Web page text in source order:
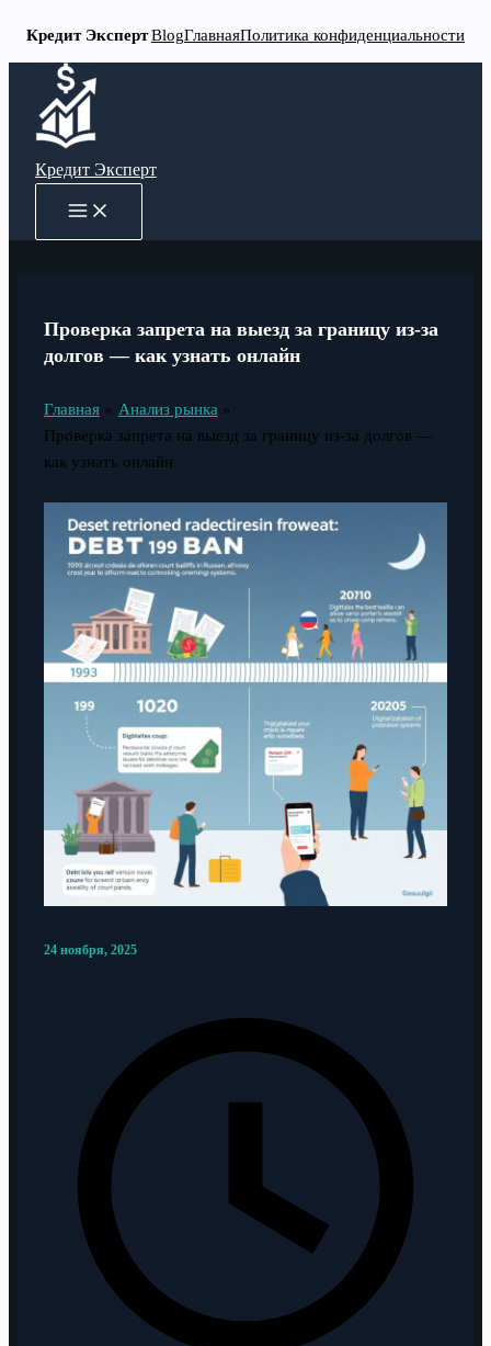
Кредит ЭкспертBlogГлавнаяПолитика конфиденциальности
Перейти
содержимому
Кредит Эксперт
MAIN
MENU
Проверка запрета на выезд за границу из-за
долгов — как узнать онлайн
Главная
Анализ рынка
Проверка запрета на выезд за границу из-за долгов —
как узнать онлайн
24 ноября, 2025